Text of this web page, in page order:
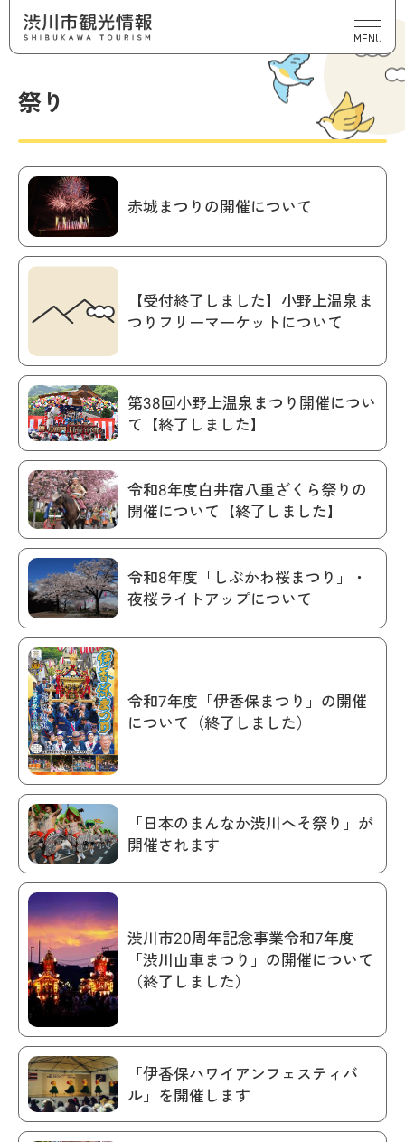
MENU
祭り
赤城まつりの開催について
【受付終了しました】小野上温泉ま
つりフリーマーケットについて
第38回小野上温泉まつり開催につい
て【終了しました】
令和8年度白井宿八重ざくら祭りの
開催について【終了しました】
令和8年度「しぶかわ桜まつり」・
夜桜ライトアップについて
令和7年度「伊香保まつり」の開催
について（終了しました）
「日本のまんなか渋川へそ祭り」が
開催されます
渋川市20周年記念事業令和7年度
「渋川山車まつり」の開催について
（終了しました）
「伊香保ハワイアンフェスティバ
ル」を開催します